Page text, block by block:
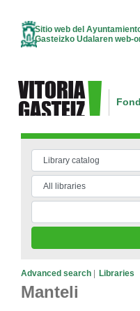
Sitio web del
Gasteizko Udalaren web-
Advanced search Libraries
Manteli